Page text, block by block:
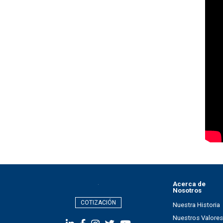
COTIZACIÓN
Acerca de
Nosotros
Nuestra Historia
Nuestros Valores